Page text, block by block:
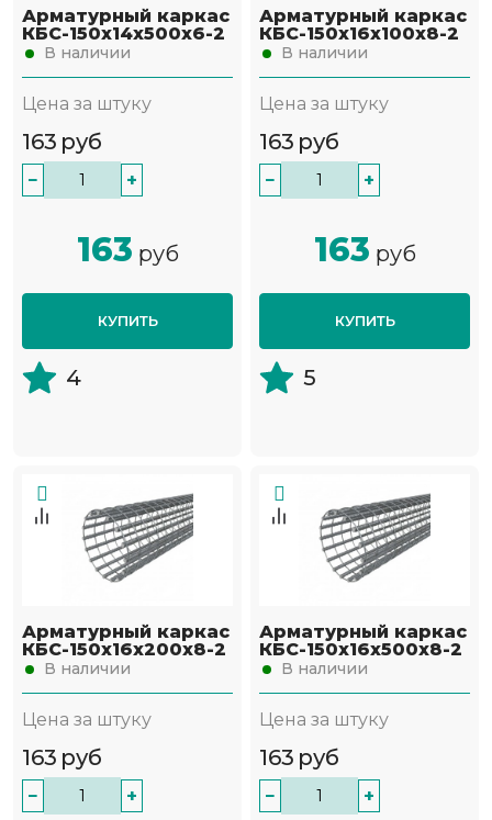
Арматурный каркас
КБС-150х14х500х6-2
В наличии
Цена за штуку
163 руб
− +
163 руб
КУПИТЬ
4
Арматурный каркас
КБС-150х16х100х8-2
В наличии
Цена за штуку
163 руб
− +
163 руб
КУПИТЬ
5
Арматурный каркас
КБС-150х16х200х8-2
В наличии
Цена за штуку
163 руб
− +
Арматурный каркас
КБС-150х16х500х8-2
В наличии
Цена за штуку
163 руб
− +